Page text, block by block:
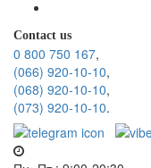
Contact us
0 800 750 167,
(066) 920-10-10,
(068) 920-10-10,
(073) 920-10-10.